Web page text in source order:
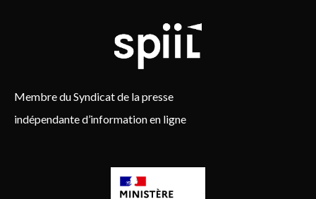
Membre du Syndicat de la presse
indépendante d’information en ligne